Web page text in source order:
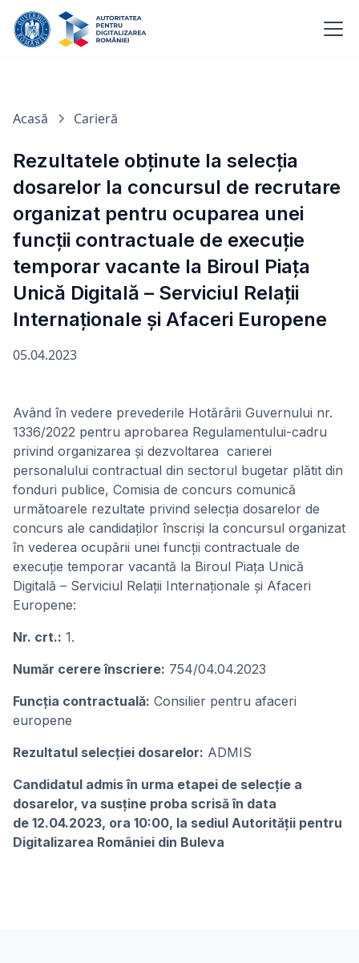
Acasă Carieră
Rezultatele obținute la selecția
dosarelor la concursul de recrutare
organizat pentru ocuparea unei
funcții contractuale de execuție
temporar vacante la Biroul Piața
Unică Digitală – Serviciul Relații
Internaționale și Afaceri Europene
05.04.2023
Având în vedere prevederile Hotărârii Guvernului nr.
1336/2022 pentru aprobarea Regulamentului-cadru
privind organizarea și dezvoltarea carierei
personalului contractual din sectorul bugetar plătit din
fonduri publice, Comisia de concurs comunică
următoarele rezultate privind selecția dosarelor de
concurs ale candidaților înscriși la concursul organizat
în vederea ocupării unei funcții contractuale de
execuție temporar vacantă la Biroul Piața Unică
Digitală – Serviciul Relații Internaționale și Afaceri
Europene:
Nr. crt.: 1.
Număr cerere înscriere: 754/04.04.2023
Funcţia contractuală: Consilier pentru afaceri
europene
Rezultatul selecției dosarelor: ADMIS
Candidatul admis în urma etapei de selecție a
dosarelor, va susţine proba scrisă în data
de 12.04.2023, ora 10:00, la sediul Autorității pentru
Digitalizarea României din Buleva